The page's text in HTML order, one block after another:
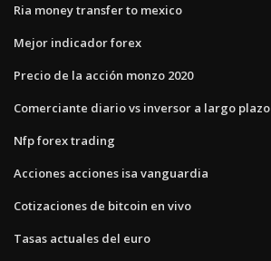
Ria money transfer to mexico
Mejor indicador forex
Precio de la acción monzo 2020
Comerciante diario vs inversor a largo plazo
Nfp forex trading
Acciones acciones isa vanguardia
Cotizaciones de bitcoin en vivo
Tasas actuales del euro